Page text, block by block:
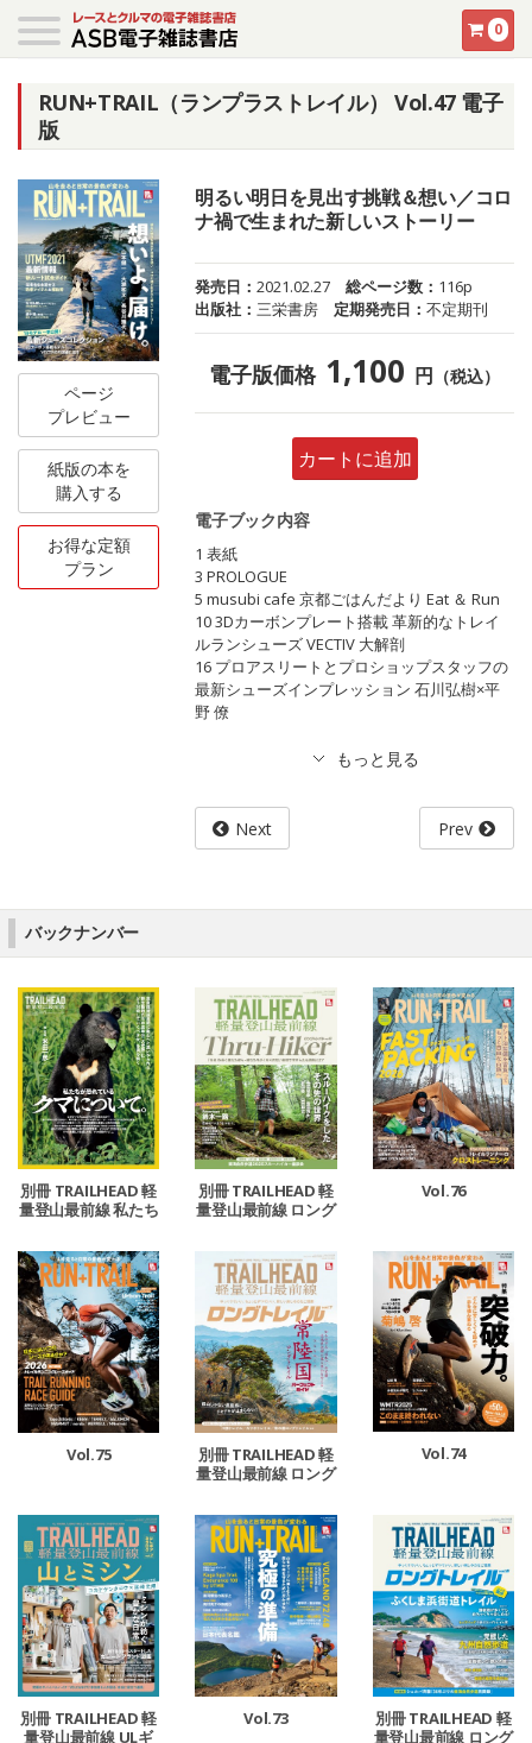
0
RUN+TRAIL（ランプラストレイル） Vol.47 電子
版
ページ
プレビュー
紙版の本を
購入する
お得な定額
プラン
明るい明日を見出す挑戦＆想い／コロ
ナ禍で生まれた新しいストーリー
発売日：2021.02.27 総ページ数： 116p
出版社：三栄書房 定期発売日：不定期刊
電子版価格 1,100 円 （税込）
カートに追加
電子ブック内容
1 表紙
3 PROLOGUE
5 musubi cafe 京都ごはんだより Eat ＆ Run
10 3Dカーボンプレート搭載 革新的なトレイ
ルランシューズ VECTIV 大解剖
16 プロアスリートとプロショップスタッフの
最新シューズインプレッション 石川弘樹×平
野 僚
Next Prev
バックナンバー
別冊 TRAILHEAD 軽
量登山最前線 私たち
ついて。
別冊 TRAILHEAD 軽
量登山最前線 ロング
Vol.76
Vol.75
別冊 TRAILHEAD 軽
量登山最前線 ロング
Vol.74
別冊 TRAILHEAD 軽
量登山最前線 ULギ
Vol.73
別冊 TRAILHEAD 軽
量登山最前線 ロング